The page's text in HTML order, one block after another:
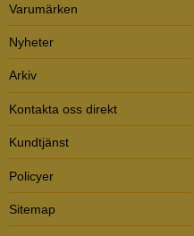
Varumärken
Nyheter
Arkiv
Kontakta oss direkt
Kundtjänst
Policyer
Sitemap